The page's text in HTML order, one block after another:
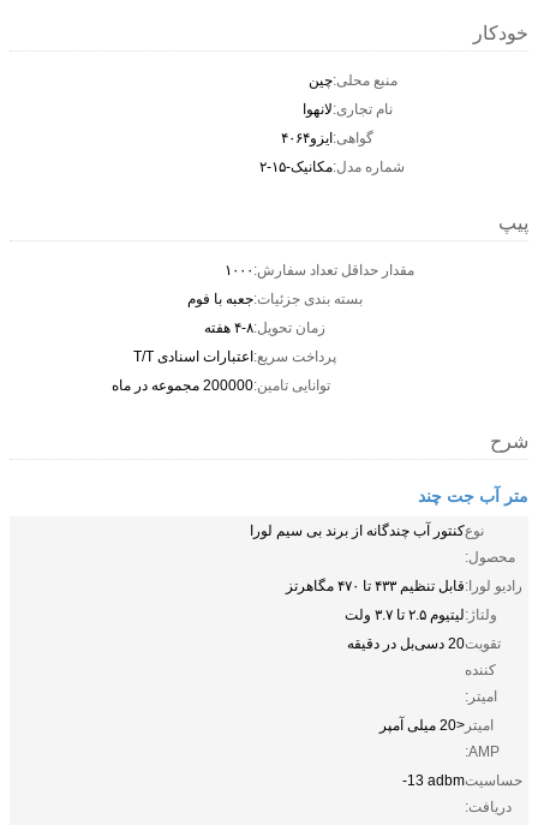
خودکار
منبع محلی:چین
نام تجاری:لانهوا
گواهی:ایزو۴۰۶۴
شماره مدل:مکانیک-۱۵-۲
پیپ
مقدار حداقل تعداد سفارش: ۱۰۰۰
بسته بندی جزئیات:جعبه با فوم
زمان تحویل:۴-۸ هفته
پرداخت سریع:اعتبارات اسنادی T/T
توانایی تامین:200000 مجموعه در ماه
شرح
متر آب جت چند
نوع
محصول:
کنتور آب چندگانه از برند بی سیم لورا
رادیو لورا:قابل تنظیم ۴۳۳ تا ۴۷۰ مگاهرتز
ولتاژ:لیتیوم ۲.۵ تا ۳.۷ ولت
تقویت
کننده
امیتر:
20 دسی‌بل در دقیقه
امیتر
AMP:
<20 میلی آمپر
حساسیت
دریافت:
-13 adbm